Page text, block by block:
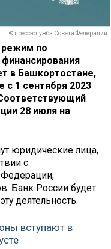
© пресс-служба Совета Федерации
режим по
в Башкортостане,
с 1 сентября 2023
28 июля на
юридические лица,
с
Федерации,
Банк России будет
деятельность.
вступают в